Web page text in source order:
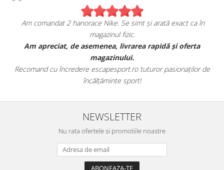
Am comandat 2 hanorace Nike. Se simt și arată exact ca în
magazinul fizic.
Am apreciat, de asemenea, livrarea rapidă și oferta
magazinului.
Recomand cu încredere escapesport.ro tuturor pasionaților de
încălțăminte sport!
NEWSLETTER
Nu rata ofertele si promotiile noastre